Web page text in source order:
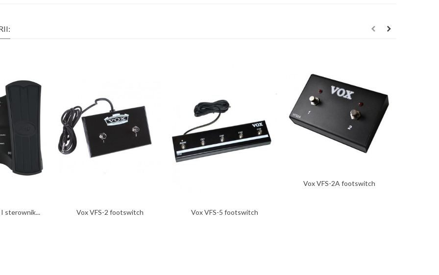
sterownik...
Vox VFS-2 footswitch
Vox VFS-5 footswitch
Vox VFS-2A footswitch